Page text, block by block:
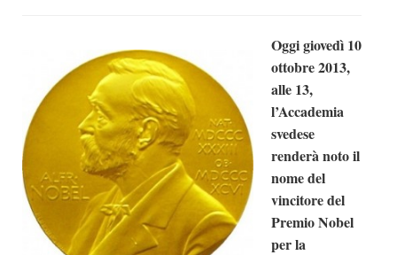
Dicono di Noi
Rassegna Stampa
Archivio
Autori
Generi
Case editrici
Partnership
Oggi giovedì 10
ottobre 2013,
alle 13,
l’Accademia
svedese
renderà noto il
nome del
vincitore del
Premio Nobel
per la